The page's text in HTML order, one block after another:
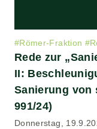
#Römer-Fraktion #
Rede zur
II:
Sanierung von
991/24)
Donnerstag,